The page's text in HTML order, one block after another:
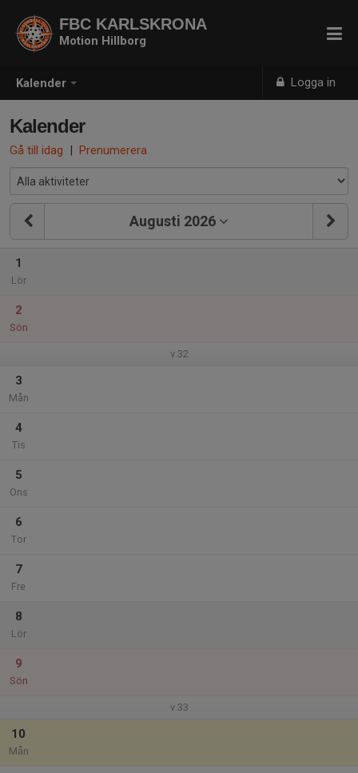
Kalender Logga in
FBC KARLSKRONA
Motion Hillborg
Kalender
Gå till idag | Prenumerera
Augusti 2026
1
Lör
2
Sön
v.32
3
Mån
4
Tis
5
Ons
6
Tor
7
Fre
8
Lör
9
Sön
v.33
10
Mån